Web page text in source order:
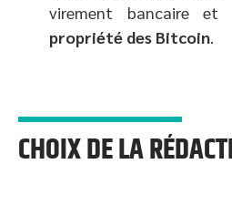
virement bancaire
propriété des Bitcoin.
CHOIX DE LA